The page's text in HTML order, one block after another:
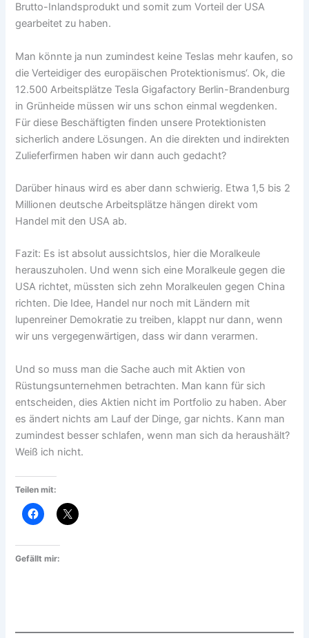
Brutto-Inlandsprodukt und somit zum Vorteil der USA
gearbeitet zu haben.
Man könnte ja nun zumindest keine Teslas mehr kaufen, so
die Verteidiger des europäischen Protektionismus‘. Ok, die
12.500 Arbeitsplätze Tesla Gigafactory Berlin-Brandenburg
in Grünheide müssen wir uns schon einmal wegdenken.
Für diese Beschäftigten finden unsere Protektionisten
sicherlich andere Lösungen. An die direkten und indirekten
Zulieferfirmen haben wir dann auch gedacht?
Darüber hinaus wird es aber dann schwierig. Etwa 1,5 bis 2
Millionen deutsche Arbeitsplätze hängen direkt vom
Handel mit den USA ab.
Fazit: Es ist absolut aussichtslos, hier die Moralkeule
herauszuholen. Und wenn sich eine Moralkeule gegen die
USA richtet, müssten sich zehn Moralkeulen gegen China
richten. Die Idee, Handel nur noch mit Ländern mit
lupenreiner Demokratie zu treiben, klappt nur dann, wenn
wir uns vergegenwärtigen, dass wir dann verarmen.
Und so muss man die Sache auch mit Aktien von
Rüstungsunternehmen betrachten. Man kann für sich
entscheiden, dies Aktien nicht im Portfolio zu haben. Aber
es ändert nichts am Lauf der Dinge, gar nichts. Kann man
zumindest besser schlafen, wenn man sich da heraushält?
Weiß ich nicht.
Teilen mit:
Gefällt mir: